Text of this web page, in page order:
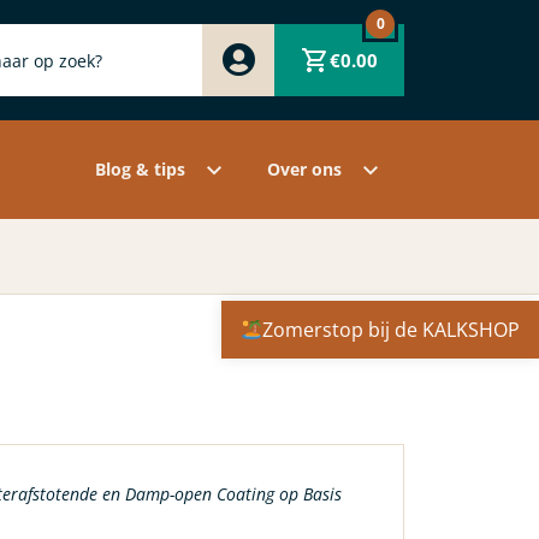
€0.00
0
Zwart
Grijs
Overige pigmenten
Blog & tips Over ons
Contact
en Damp-open Coating op Basis
Zomerstop bij de KALKSHOP